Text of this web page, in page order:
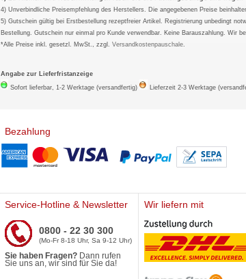
4) Unverbindliche Preisempfehlung des Herstellers. Die angegebenen Preise
5) Gutschein gültig bei Erstbestellung rezeptfreier Artikel. Registrierung unbedingt
Bestellung. Gutschein nur einmal pro Kunde verwendbar. Keine Barauszahlung. Wir
*Alle Preise inkl. gesetzl. MwSt., zzgl.Versandkostenpauschale.
Angabe zur Lieferfristanzeige
Sofort lieferbar, 1-2 Werktage (versandfertig)
Lieferzeit 2-3 Werktage
Bezahlung
Service-Hotline & Newsletter
0800 - 22 30 300
(Mo-Fr 8-18 Uhr, Sa 9-12 Uhr)
Sie haben Fragen? Dann rufen
Sie uns an, wir sind für Sie da!
Wir liefern mit